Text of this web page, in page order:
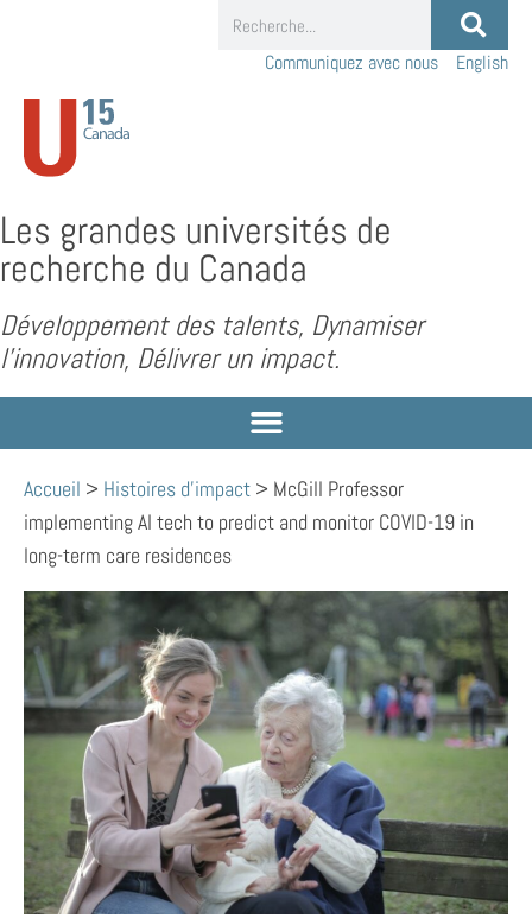
Communiquez avec nous English
Les grandes universités de
recherche du Canada
Développement des talents, Dynamiser
l’innovation, Délivrer un impact.
Accueil > Histoires d'impact > McGill Professor
implementing AI tech to predict and monitor COVID-19 in
long-term care residences